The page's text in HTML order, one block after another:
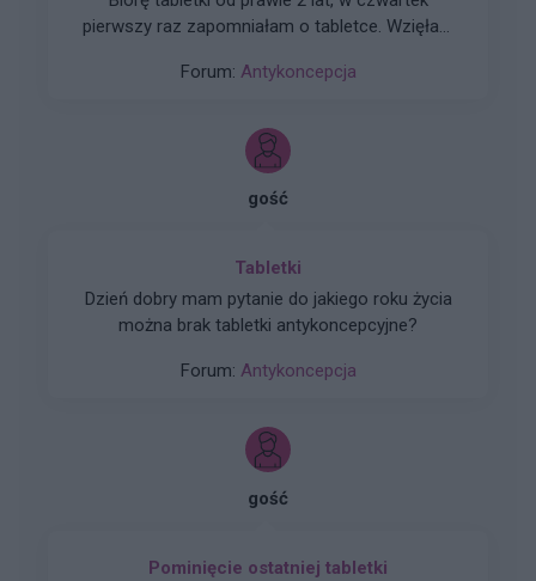
pierwszy raz zapomniałam o tabletce. Wzięłam
mam robić dalej, przestać brać i poczekać na
krwawienie. Pierwszy spotykam się z taką
sytuacją i obawiam się troszeczkę. Dziękuję za
Forum: Antykoncepcja
gość
Tabletki
Dzień dobry mam pytanie do jakiego roku życia
można brak tabletki antykoncepcyjne?
Forum: Antykoncepcja
gość
Pominięcie ostatniej tabletki